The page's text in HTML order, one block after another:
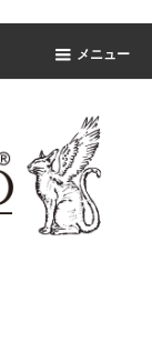
メニュー